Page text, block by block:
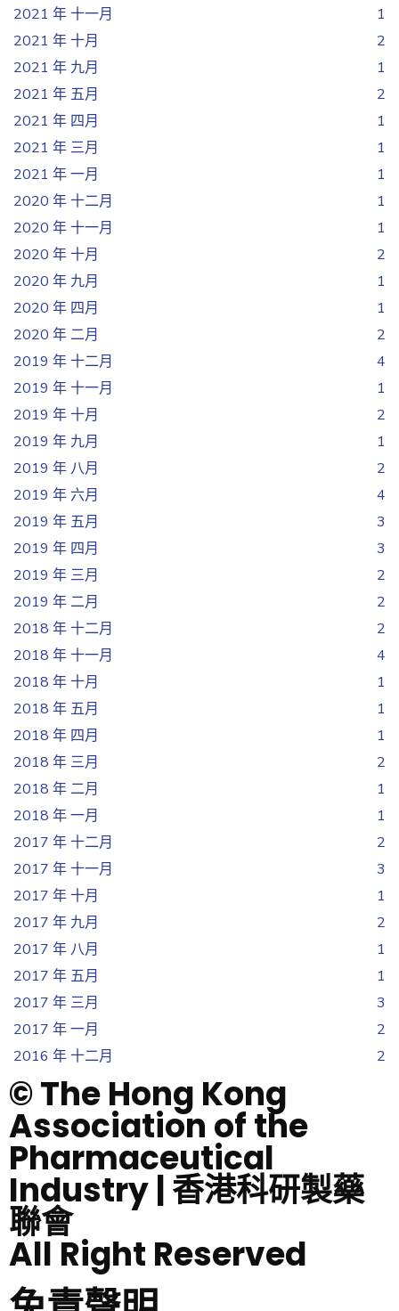
2021 年 十一月
1
2021 年 十月
2
2021 年 九月
1
2021 年 五月
2
2021 年 四月
1
2021 年 三月
1
2021 年 一月
1
2020 年 十二月
1
2020 年 十一月
1
2020 年 十月
2
2020 年 九月
1
2020 年 四月
1
2020 年 二月
2
2019 年 十二月
4
2019 年 十一月
1
2019 年 十月
2
2019 年 九月
1
2019 年 八月
2
2019 年 六月
4
2019 年 五月
3
2019 年 四月
3
2019 年 三月
2
2019 年 二月
2
2018 年 十二月
2
2018 年 十一月
4
2018 年 十月
1
2018 年 五月
1
2018 年 四月
1
2018 年 三月
2
2018 年 二月
1
2018 年 一月
1
2017 年 十二月
2
2017 年 十一月
3
2017 年 十月
1
2017 年 九月
2
2017 年 八月
1
2017 年 五月
1
2017 年 三月
3
2017 年 一月
2
2016 年 十二月
2
© The Hong Kong
Association of the
Pharmaceutical
Industry | 香港科研製藥
聯會
All Right Reserved